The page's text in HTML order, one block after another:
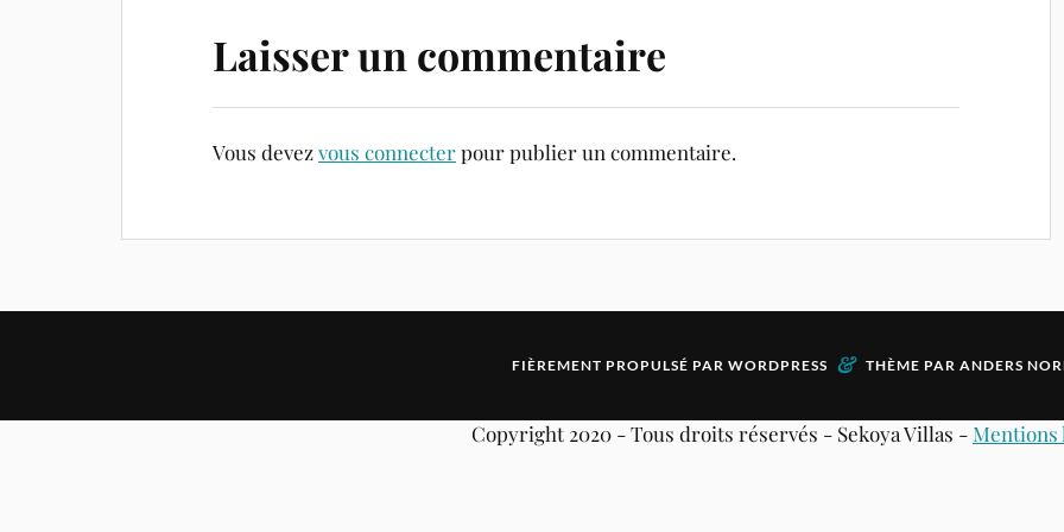
Laisser un commentaire
Vous devezvous connecterpour publier un commentaire.
FIÈREMENT PROPULSÉ PAR WORDPRESS & THÈME PAR ANDERS
Copyright 2020 - Tous droits réservés - Sekoya Villas - Mentions